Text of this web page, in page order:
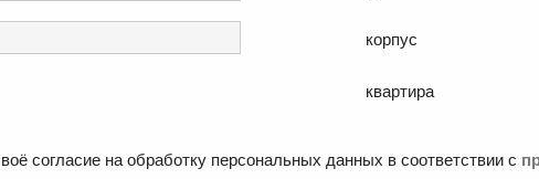
корпус
квартира
согласие на обработку персональных данных в соответствии с